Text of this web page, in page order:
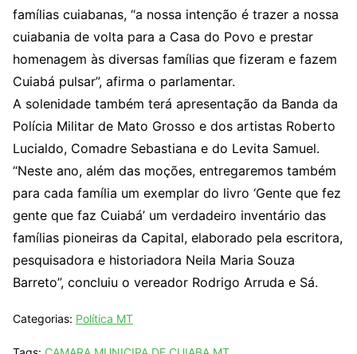
famílias cuiabanas, “a nossa intenção é trazer a nossa
cuiabania de volta para a Casa do Povo e prestar
homenagem às diversas famílias que fizeram e fazem
Cuiabá pulsar”, afirma o parlamentar.
A solenidade também terá apresentação da Banda da
Polícia Militar de Mato Grosso e dos artistas Roberto
Lucialdo, Comadre Sebastiana e do Levita Samuel.
“Neste ano, além das moções, entregaremos também
para cada família um exemplar do livro ‘Gente que fez
gente que faz Cuiabá’ um verdadeiro inventário das
famílias pioneiras da Capital, elaborado pela escritora,
pesquisadora e historiadora Neila Maria Souza
Barreto”, concluiu o vereador Rodrigo Arruda e Sá.
Categorias: Política MT